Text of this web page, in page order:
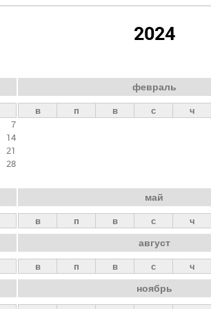
2024
7
14
21
28
февраль
в п в с ч
май
в п в с ч
август
в п в с ч
ноябрь